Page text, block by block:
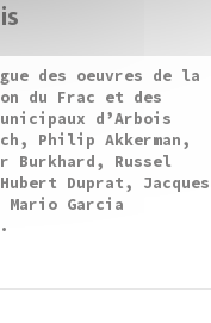
des oeuvres de la
du Frac et des
d’Arbois
Philip Akkerman,
Burkhard, Russel
Duprat, Jacques
Mario Garcia